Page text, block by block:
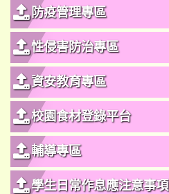
防疫管理專區
性侵害防治專區
資安教育專區
校園食材登錄平台
輔導專區
學生日常作息應注意事項